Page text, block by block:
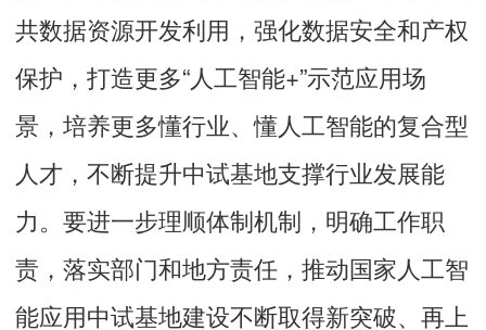
共数据资源开发利用，强化数据安全和产权
保护，打造更多“人工智能+”示范应用场
景，培养更多懂行业、懂人工智能的复合型
人才，不断提升中试基地支撑行业发展能
力。要进一步理顺体制机制，明确工作职
责，落实部门和地方责任，推动国家人工智
能应用中试基地建设不断取得新突破、再上